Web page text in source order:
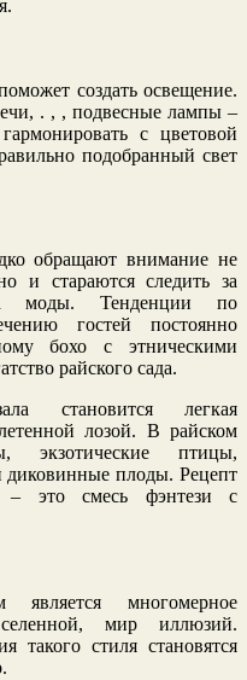
создать освещение.
. , , подвесные лампы –
с цветовой
подобранный свет
обращают внимание не
и стараются следить за
моды. Тенденции по
гостей постоянно
бохо с этническими
райского сада.
становится легкая
лозой. В райском
экзотические птицы,
диковинные плоды. Рецепт
– это смесь фэнтези с
многомерное
мир иллюзий.
такого стиля становятся